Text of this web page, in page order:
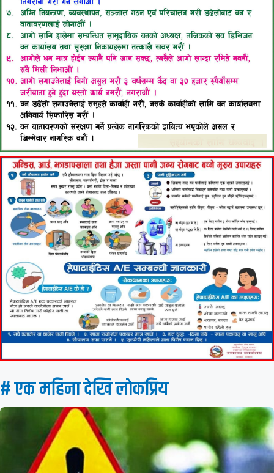
# एक महिना देखि लाेकप्रिय